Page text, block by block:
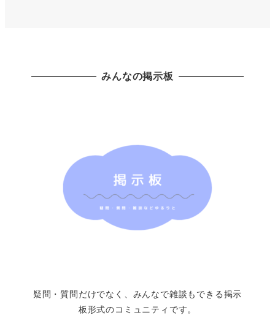
みんなの掲示板
疑問・質問だけでなく、みんなで雑談もできる掲示
板形式のコミュニティです。